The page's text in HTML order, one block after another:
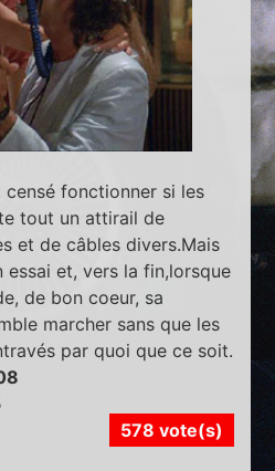
fonctionner si les
tout un attirail de
et de câbles divers.Mais
et, vers la fin,lorsque
de bon coeur, sa
marcher sans que les
par quoi que ce soit.
578 vote(s)